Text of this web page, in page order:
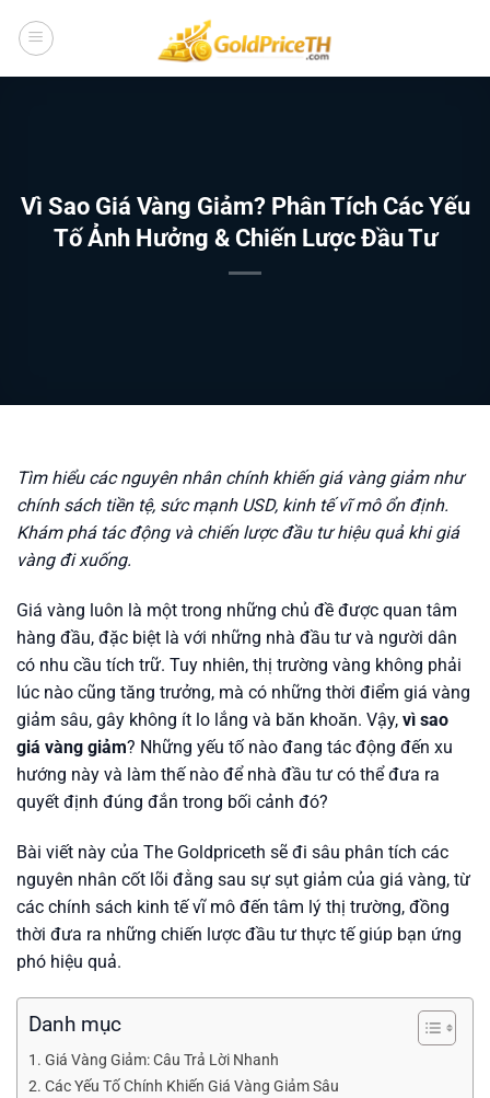
qua
Vì Sao Giá Vàng Giảm? Phân Tích Các Yếu
Tố Ảnh Hưởng & Chiến Lược Đầu Tư
Tìm hiểu các nguyên nhân chính khiến giá vàng giảm như
chính sách tiền tệ, sức mạnh USD, kinh tế vĩ mô ổn định.
Khám phá tác động và chiến lược đầu tư hiệu quả khi giá
vàng đi xuống.
Giá vàng luôn là một trong những chủ đề được quan tâm
hàng đầu, đặc biệt là với những nhà đầu tư và người dân
có nhu cầu tích trữ. Tuy nhiên, thị trường vàng không phải
lúc nào cũng tăng trưởng, mà có những thời điểm giá vàng
giảm sâu, gây không ít lo lắng và băn khoăn. Vậy, vì sao
giá vàng giảm? Những yếu tố nào đang tác động đến xu
hướng này và làm thế nào để nhà đầu tư có thể đưa ra
quyết định đúng đắn trong bối cảnh đó?
Bài viết này của The Goldpriceth sẽ đi sâu phân tích các
nguyên nhân cốt lõi đằng sau sự sụt giảm của giá vàng, từ
các chính sách kinh tế vĩ mô đến tâm lý thị trường, đồng
thời đưa ra những chiến lược đầu tư thực tế giúp bạn ứng
phó hiệu quả.
Danh mục
Giá Vàng Giảm: Câu Trả Lời Nhanh
Các Yếu Tố Chính Khiến Giá Vàng Giảm Sâu